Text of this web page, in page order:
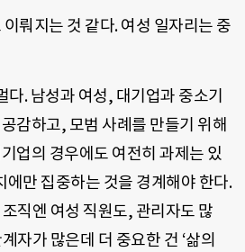
뤄지는 것 같다. 여성 일자리는 중
다. 남성과 여성, 대기업과 중소기
감하고, 모범 사례를 만들기 위해
업의 경우에도 여전히 과제는 있
에만 집중하는 것을 경계해야 한다.
직엔 여성 직원도, 관리자도 많
자가 많은데 더 중요한 건 ‘삶의